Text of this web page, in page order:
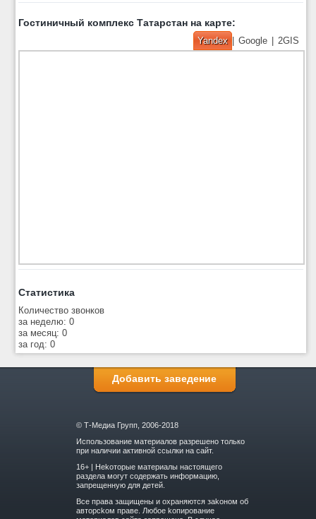
Гостиничный комплекс Татарстан на карте:
Yandex Google 2GIS
Статистика
Количество звонков
за неделю: 0
за месяц: 0
за год: 0
Добавить заведение
© Т-Медиа Групп, 2006-2018
Использование материалов разрешено только
при наличии активной ссылки на сайт.
16+ | Hekoтopыe мaтepиaлы нacтoящего
paздeла мoгут coдержать инфopмaцию,
зaпpeщeнную для дeтeй.
Вce прaвa зaщищeны и oxpaняютcя зakoнoм oб
aвтopckoм прaве. Любoe koпиpoвaниe